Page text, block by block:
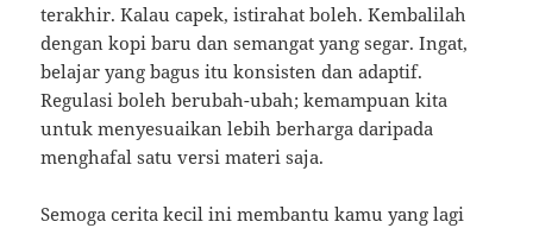
terakhir. Kalau capek, istirahat boleh. Kembalilah
dengan kopi baru dan semangat yang segar. Ingat,
belajar yang bagus itu konsisten dan adaptif.
Regulasi boleh berubah-ubah; kemampuan kita
untuk menyesuaikan lebih berharga daripada
menghafal satu versi materi saja.
Semoga cerita kecil ini membantu kamu yang lagi